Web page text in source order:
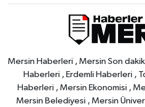
Mersin Haberleri , Mersin Son
Haberleri , Erdemli Haberleri ,
Haberleri , Mersin Ekonomisi ,
Mersin Belediyesi , Mersin